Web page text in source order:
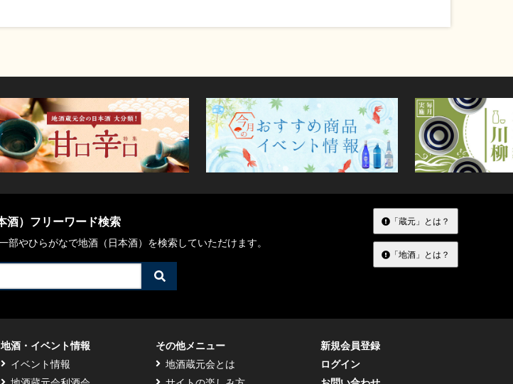
酒）フリーワード検索
部やひらがなで地酒（日本酒）を検索していただけます。
検
索
「蔵元」とは？
「地酒」とは？
地酒・イベント情報
イベント情報
その他メニュー
地酒蔵元会とは
新規会員登録
ログイン